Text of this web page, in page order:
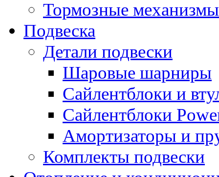
Тормозные механизмы
Подвеска
Детали подвески
Шаровые шарниры
Сайлентблоки и
Сайлентблоки
Амортизаторы и
Комплекты подвески